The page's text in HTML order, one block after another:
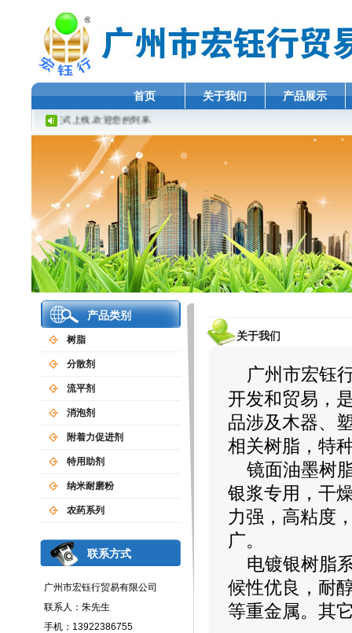
首页 关于我们 产品展示
网站正式上线,欢迎您的到来.
产品类别
树脂
分散剂
流平剂
消泡剂
附着力促进剂
特用助剂
纳米耐磨粉
农药系列
联系方式
广州市宏钰行贸易有限公司
联系人：朱先生
手机：13922386755
关于我们
广州市宏钰
开发和贸易，
品涉及木器、
相关树脂，特
镜面油墨树
银浆专用，干
力强，高粘度
广。
电镀银树脂
候性优良，耐
等重金属。其